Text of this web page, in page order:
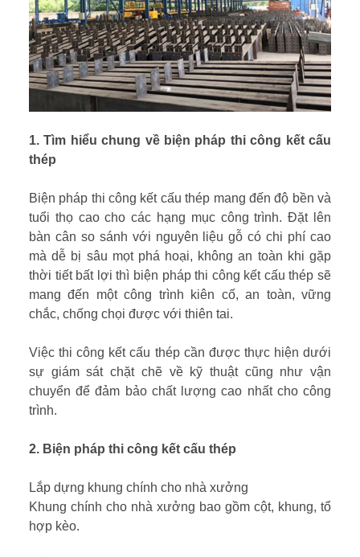
1. Tìm hiểu chung về biện pháp thi công kết cấu
thép
Biện pháp thi công kết cấu thép mang đến độ bền và
tuổi thọ cao cho các hạng mục công trình. Đặt lên
bàn cân so sánh với nguyên liệu gỗ có chi phí cao
mà dễ bị sâu mọt phá hoại, không an toàn khi gặp
thời tiết bất lợi thì biện pháp thi công kết cấu thép sẽ
mang đến một công trình kiên cố, an toàn, vững
chắc, chống chọi được với thiên tai.
Việc thi công kết cấu thép cần được thực hiện dưới
sự giám sát chặt chẽ về kỹ thuật cũng như vận
chuyển để đảm bảo chất lượng cao nhất cho công
trình.
2. Biện pháp thi công kết cấu thép
Lắp dựng khung chính cho nhà xưởng
Khung chính cho nhà xưởng bao gồm cột, khung, tổ
hợp kèo.